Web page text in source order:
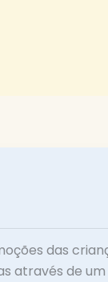
das
através de